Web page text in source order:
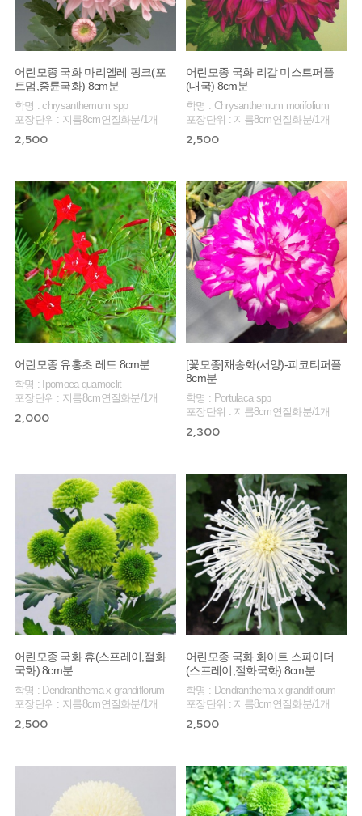
어린모종 국화 마리엘레 핑크(포
트멈,중륜국화) 8cm분
학명 : chrysanthemum spp
포장단위 : 지름8cm연질화분/1개
2,500
어린모종 국화 리갈 미스트퍼플
(대국) 8cm분
학명 : Chrysanthemum morifolium
포장단위 : 지름8cm연질화분/1개
2,500
어린모종 유홍초 레드 8cm분
학명 : Ipomoea quamoclit
포장단위 : 지름8cm연질화분/1개
2,000
[꽃모종]채송화(서양)-피코티퍼플 :
8cm분
학명 : Portulaca spp
포장단위 : 지름8cm연질화분/1개
2,300
어린모종 국화 휴(스프레이,절화
국화) 8cm분
학명 : Dendranthema x grandiflorum
포장단위 : 지름8cm연질화분/1개
2,500
어린모종 국화 화이트 스파이더
(스프레이,절화국화) 8cm분
학명 : Dendranthema x grandiflorum
포장단위 : 지름8cm연질화분/1개
2,500